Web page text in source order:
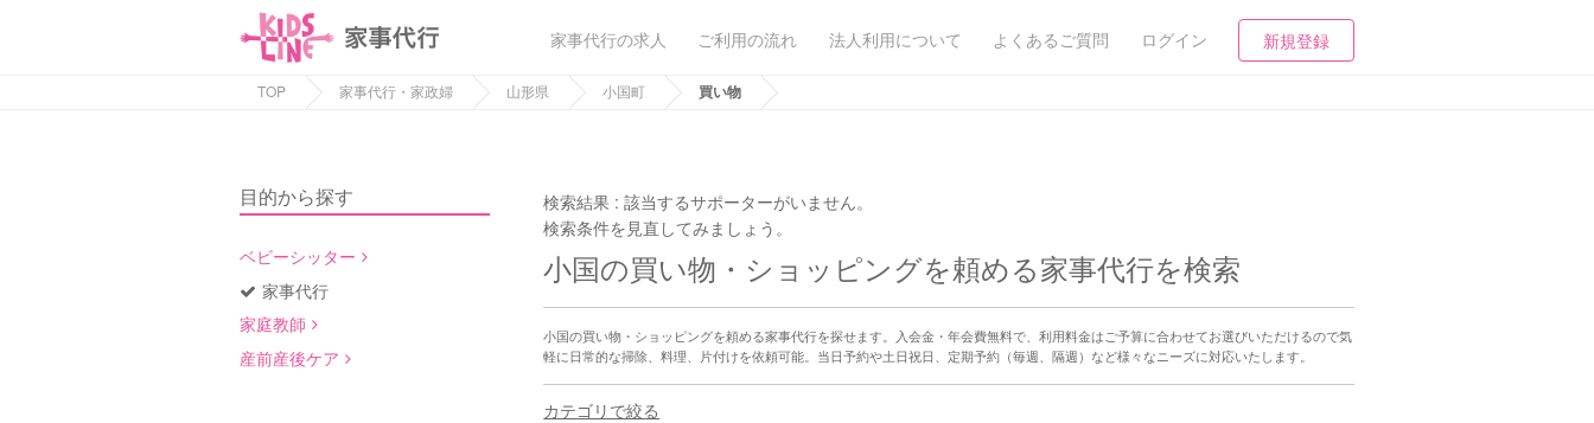
家事代行の求人 ご利用の流れ 法人利用について よくあるご質問 ログイン 新規登録
TOP 家事代行・家政婦 山形県 小国町 買い物
目的から探す
ベビーシッター
家事代行
家庭教師
産前産後ケア
検索結果 :該当するサポーターがいません。
検索条件を見直してみましょう。
小国の買い物・ショッピングを頼める家事代行を検索
小国の買い物・ショッピングを頼める家事代行を探せます。入会金・年会費無料で、利用料金はご予算に合わせてお選びいただけるので気
軽に日常的な掃除、料理、片付けを依頼可能。当日予約や土日祝日、定期予約（毎週、隔週）など様々なニーズに対応いたします。
カテゴリで絞る